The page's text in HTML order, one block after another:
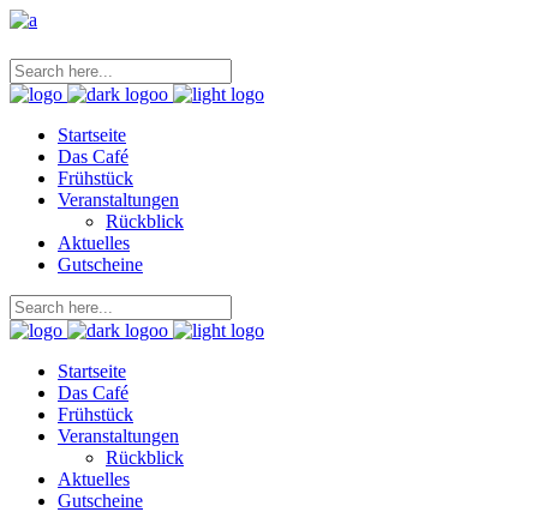
Startseite
Das Café
Frühstück
Veranstaltungen
Rückblick
Aktuelles
Gutscheine
Startseite
Das Café
Frühstück
Veranstaltungen
Rückblick
Aktuelles
Gutscheine